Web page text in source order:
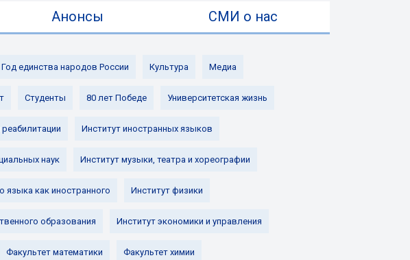
Анонсы СМИ о нас
Год единства народов России Культура Медиа
Студенты 80 лет Победе Университетская жизнь
Институт иностранных языков
наук Институт музыки, театра и хореографии
языка как иностранного Институт физики
образования Институт экономики и управления
Факультет математики Факультет химии